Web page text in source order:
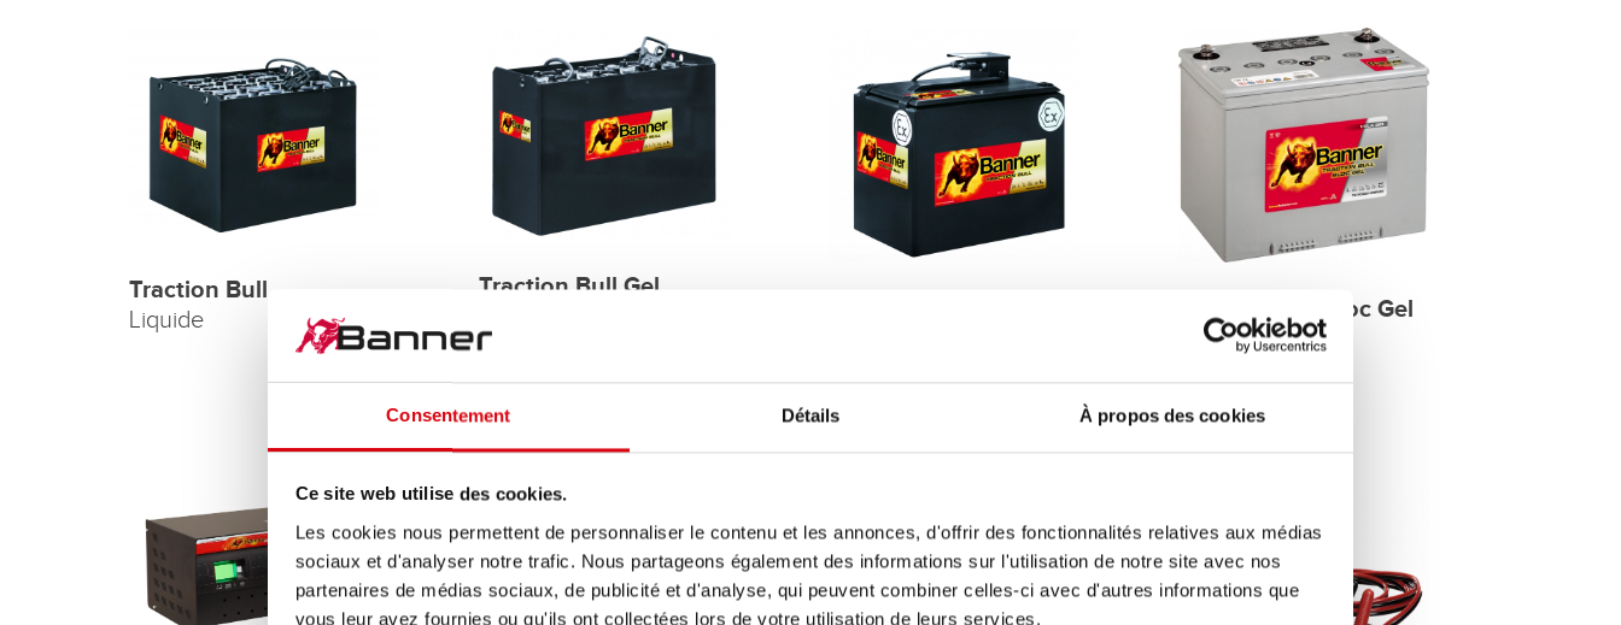
Consentement Détails À propos des cookies
Ce site web utilise des cookies.
Les cookies nous permettent de personnaliser le contenu et les annonces, d'offrir des fonctionnalités relatives aux médias
sociaux et d'analyser notre trafic. Nous partageons également des informations sur l'utilisation de notre site avec nos
partenaires de médias sociaux, de publicité et d'analyse, qui peuvent combiner celles-ci avec d'autres informations que
vous leur avez fournies ou qu'ils ont collectées lors de votre utilisation de leurs services.
Traction Bull
Liquide
Traction Bull Gel
Traction Bull Bloc Gel
Gel